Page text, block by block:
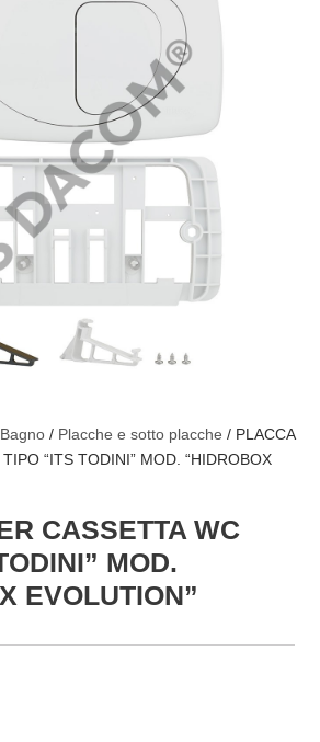
Bagno / Placche e sotto placche / PLACCA
“ITS TODINI” MOD. “HIDROBOX
CASSETTA WC
MOD.
EVOLUTION”